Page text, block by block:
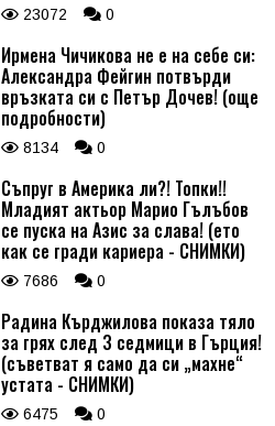
23072 0
Ирмена Чичикова не е на себе си:
Александра Фейгин потвърди
връзката си с Петър Дочев! (още
подробности)
8134 0
Съпруг в Америка ли?! Топки!!
Младият актьор Марио Гълъбов
се пуска на Азис за слава! (ето
как се гради кариера - СНИМКИ)
7686 0
Радина Кърджилова показа тяло
за грях след 3 седмици в Гърция!
(съветват я само да си „махне“
устата - СНИМКИ)
6475 0